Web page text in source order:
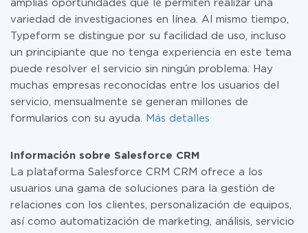
amplias oportunidades que le permiten realizar una
variedad de investigaciones en línea. Al mismo tiempo,
Typeform se distingue por su facilidad de uso, incluso
un principiante que no tenga experiencia en este tema
puede resolver el servicio sin ningún problema. Hay
muchas empresas reconocidas entre los usuarios del
servicio, mensualmente se generan millones de
formularios con su ayuda.
Más detalles
Información sobre Salesforce CRM
La plataforma Salesforce CRM CRM ofrece a los
usuarios una gama de soluciones para la gestión de
relaciones con los clientes, personalización de equipos,
así como automatización de marketing, análisis, servicio